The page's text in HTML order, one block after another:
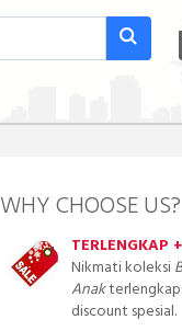
WHY CHOOSE US?
TERLENGKAP
Nikmati koleksi
Anak
discount spesial.